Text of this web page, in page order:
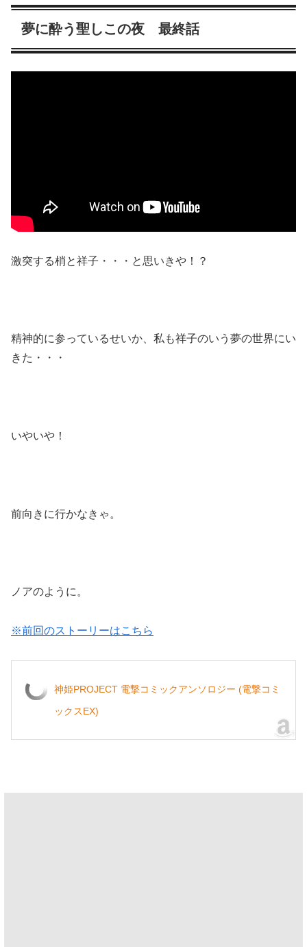
夢に酔う聖しこの夜 最終話
激突する梢と祥子・・・と思いきや！？
精神的に参っているせいか、私も祥子のいう夢の世界にい
きた・・・
いやいや！
前向きに行かなきゃ。
ノアのように。
※前回のストーリーはこちら
神姫PROJECT 電撃コミックアンソロジー (電撃コミ
ックスEX)